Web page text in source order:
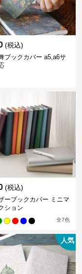
(税込)
ブックカバー a5,a6サ
(税込)
ーブックカバー ミニマ
ション
全7色
人気